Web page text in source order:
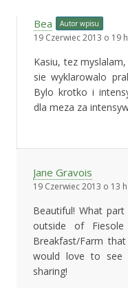
Bea Autor wpisu
19 Czerwiec 2013 o 19
Kasiu, tez
sie wyklarowalo
Bylo krotko i
dla meza za
Jane Gravois
19 Czerwiec 2013 o 13
Beautiful! What
outside of
Breakfast/Farm
would love to see
sharing!